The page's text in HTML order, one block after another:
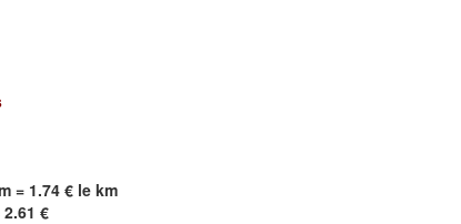
= 1.74 € le km
€